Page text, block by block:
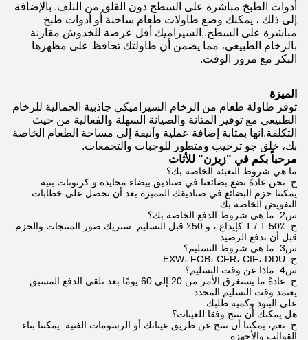
أدوات الطبخ مباشرة على السطح دون القلق من التلف. بالإضافة
إلى ذلك ، يمكنك وضع طاولات طعام ساخنة أو أدوات طبخ
مباشرة على السطح.,السيراميك أقل عرضة للخدوش مقارنة
بالرخام الطبيعي، مما يضمن أن طاولتك تحافظ على مظهرها
البكر مع مرور الوقت.
الميزة
توفر طاولة طعام من الرخام السيراميكي جاذبية الجمالية للرخام
الطبيعي مع توفير المتانة والصيانة السهلة والفعالية من حيث
التكلفة.انها بمثابة إضافة عملية وأنيقة إلى مساحة الطعام الخاصة
بك، خلق جو ترحيب ومتطور للوجبات والتجمعات.
مرحباً بكم في "زيزن" للأثاث
ما هي شروط التعبئة الخاصة بك؟
ج: نحن عادةً نضع بضائعنا في صناديق بيضاء محايدة و كرتونات بنية
يمكننا حزم البضائع في صناديقك المميزة بعد أن نحصل على خطابات
التفويض الخاصة بك
س2: ما هي شروط الدفع الخاصة بك؟
ج: T / T 50٪ كإيداع ، و 50٪ قبل التسليم. سنريك صور المنتجات والحزم
قبل أن تدفع الرصيد
س3: ما هي شروط التسليم؟
ج: EXW، FOB، CFR، CIF، DDU.
س4: ماذا عن وقت التسليم؟
ج: عادةً ما يستغرق الأمر من 20 إلى 60 يومًا بعد تلقي الدفع المسبق.
يعتمد وقت التسليم المحدد
على البنود وكمية طلبك
هل يمكنك أن تنتج وفقا للعينات؟
ج: نعم، يمكننا أن ننتج عن طريق عيناتك أو الرسومات الفنية. يمكننا بناء
القوالب والأجهزة.